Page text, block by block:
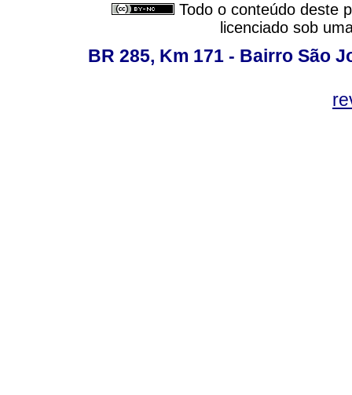
Todo o conteúdo deste
licenciado sob
BR 285, Km 171 - Bairro São